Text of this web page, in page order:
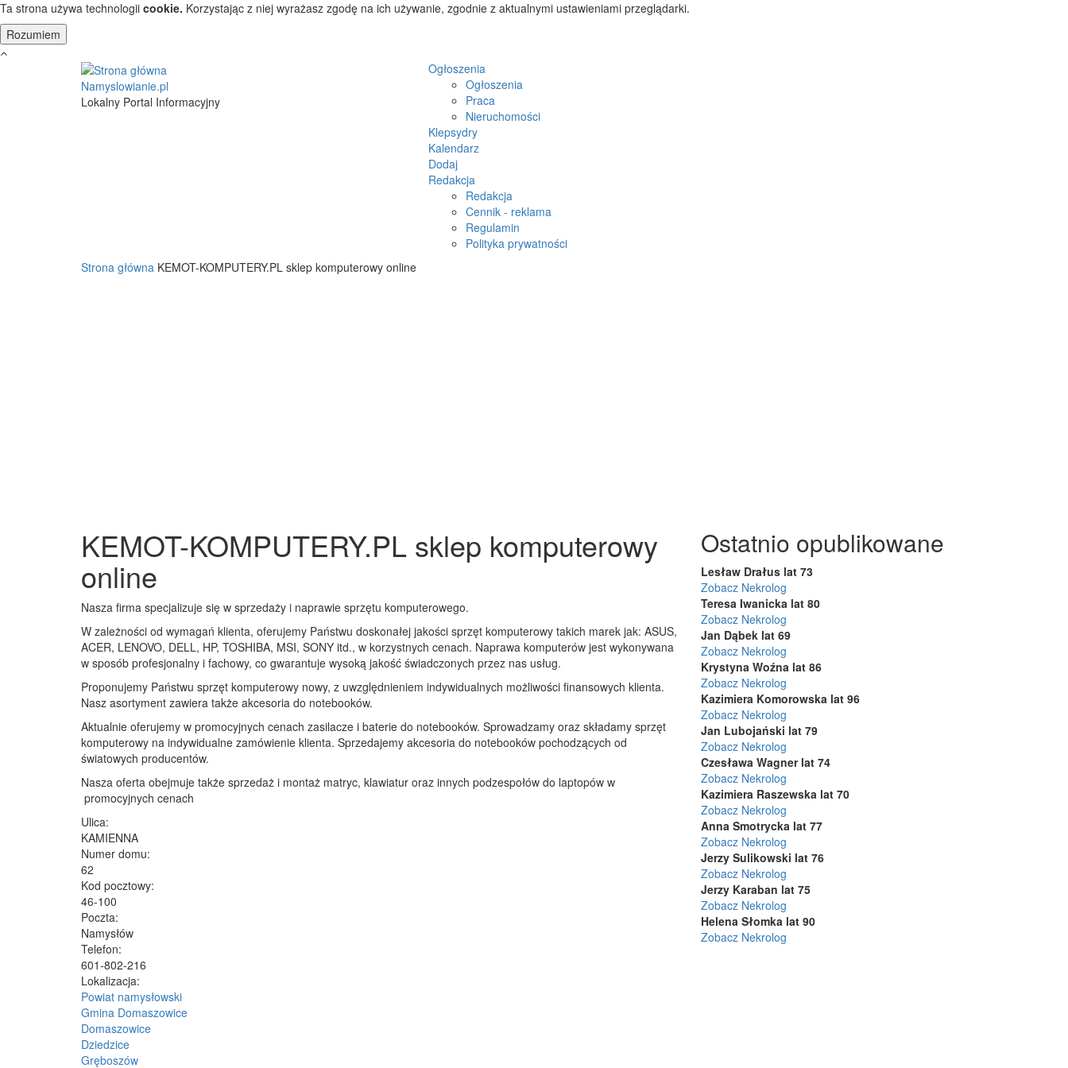
Przejdź do treści
Ta strona używa technologii cookie. Korzystając z niej wyrażasz zgodę na ich używanie, zgodnie z aktualnymi ustawieniami przeglądarki.
Namyslowianie.pl
Lokalny Portal Informacyjny
Ogłoszenia
Ogłoszenia
Praca
Nieruchomości
Klepsydry
Kalendarz
Dodaj
Redakcja
Redakcja
Cennik - reklama
Regulamin
Polityka prywatności
Strona główna KEMOT-KOMPUTERY.PL sklep komputerowy online
KEMOT-KOMPUTERY.PL sklep komputerowy
online
Nasza firma specjalizuje się w sprzedaży i naprawie sprzętu komputerowego.
W zależności od wymagań klienta, oferujemy Państwu doskonałej jakości sprzęt komputerowy takich marek jak: ASUS,
ACER, LENOVO, DELL, HP, TOSHIBA, MSI, SONY itd., w korzystnych cenach. Naprawa komputerów jest wykonywana
w sposób profesjonalny i fachowy, co gwarantuje wysoką jakość świadczonych przez nas usług.
Proponujemy Państwu sprzęt komputerowy nowy, z uwzględnieniem indywidualnych możliwości finansowych klienta.
Nasz asortyment zawiera także akcesoria do notebooków.
Aktualnie oferujemy w promocyjnych cenach zasilacze i baterie do notebooków. Sprowadzamy oraz składamy sprzęt
komputerowy na indywidualne zamówienie klienta. Sprzedajemy akcesoria do notebooków pochodzących od
światowych producentów.
Nasza oferta obejmuje także sprzedaż i montaż matryc, klawiatur oraz innych podzespołów do laptopów w
promocyjnych cenach
Ulica:
KAMIENNA
Numer domu:
62
Kod pocztowy:
46-100
Poczta:
Namysłów
Telefon:
601-802-216
Lokalizacja:
Powiat namysłowski
Gmina Domaszowice
Domaszowice
Dziedzice
Gręboszów
Ostatnio opublikowane
Lesław Drałus lat 73
Zobacz Nekrolog
Teresa Iwanicka lat 80
Zobacz Nekrolog
Jan Dąbek lat 69
Zobacz Nekrolog
Krystyna Woźna lat 86
Zobacz Nekrolog
Kazimiera Komorowska lat 96
Zobacz Nekrolog
Jan Lubojański lat 79
Zobacz Nekrolog
Czesława Wagner lat 74
Zobacz Nekrolog
Kazimiera Raszewska lat 70
Zobacz Nekrolog
Anna Smotrycka lat 77
Zobacz Nekrolog
Jerzy Sulikowski lat 76
Zobacz Nekrolog
Jerzy Karaban lat 75
Zobacz Nekrolog
Helena Słomka lat 90
Zobacz Nekrolog